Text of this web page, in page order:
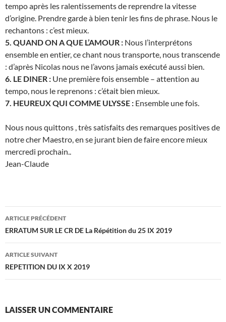
tempo après les ralentissements de reprendre la vitesse
d’origine. Prendre garde à bien tenir les fins de phrase. Nous le
rechantons : c’est mieux.
5. QUAND ON A QUE L’AMOUR : Nous l’interprétons
ensemble en entier, ce chant nous transporte, nous transcende
: d’après Nicolas nous ne l’avons jamais exécuté aussi bien.
6. LE DINER : Une première fois ensemble – attention au
tempo, nous le reprenons : c’était bien mieux.
7. HEUREUX QUI COMME ULYSSE : Ensemble une fois.
Nous nous quittons , très satisfaits des remarques positives de
notre cher Maestro, en se jurant bien de faire encore mieux
mercredi prochain..
Jean-Claude
Navigation
des
articles
ARTICLE PRÉCÉDENT
ERRATUM SUR LE CR DE La Répétition du 25 IX 2019
ARTICLE SUIVANT
REPETITION DU IX X 2019
LAISSER UN COMMENTAIRE